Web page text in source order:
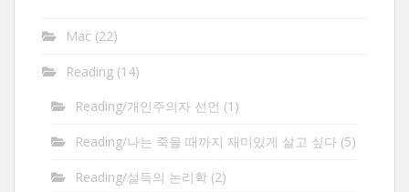
Mac (22)
Reading (14)
Reading/개인주의자 선언 (1)
Reading/나는 죽을 때까지 재미있게 살고 싶다 (5)
Reading/설득의 논리학 (2)